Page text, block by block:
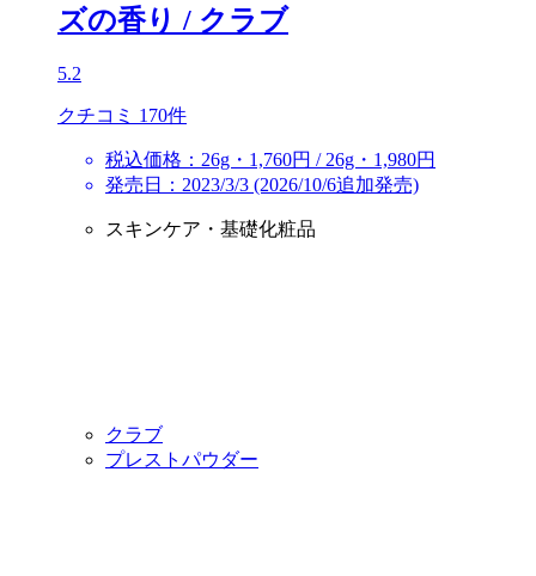
ズの香り / クラブ
5.2
クチコミ 170件
税込価格：26g・1,760円 / 26g・1,980円
発売日：2023/3/3 (2026/10/6追加発売)
スキンケア・基礎化粧品
クラブ
プレストパウダー